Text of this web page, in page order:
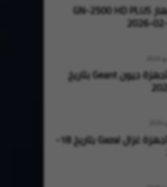
تحديث لجهاز GN-2500 HD PLUS
تحديثات لأجهزة جيون Geant بتاريخ